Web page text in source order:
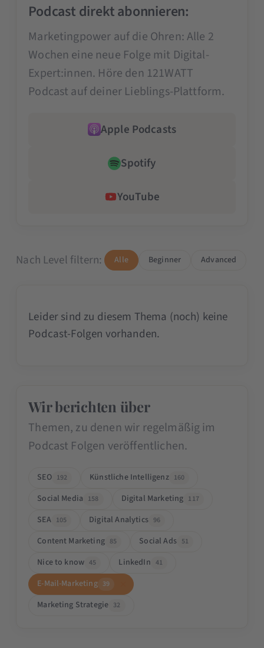
Podcast direkt abonnieren:
Marketingpower auf die Ohren: Alle 2
Wochen eine neue Folge mit Digital-
Expert:innen. Höre den 121WATT
Podcast auf deiner Lieblings-Plattform.
Apple Podcasts
Spotify
YouTube
Nach Level filtern: Alle Beginner Advanced
Leider sind zu diesem Thema (noch) keine
Podcast-Folgen vorhanden.
Wir berichten über
Themen, zu denen wir regelmäßig im
Podcast Folgen veröffentlichen.
SEO 192 Künstliche Intelligenz 160
Social Media 158 Digital Marketing 117
SEA 105 Digital Analytics 96
Content Marketing 85 Social Ads 51
Nice to know 45 LinkedIn 41
E-Mail-Marketing 39
Marketing Strategie 32